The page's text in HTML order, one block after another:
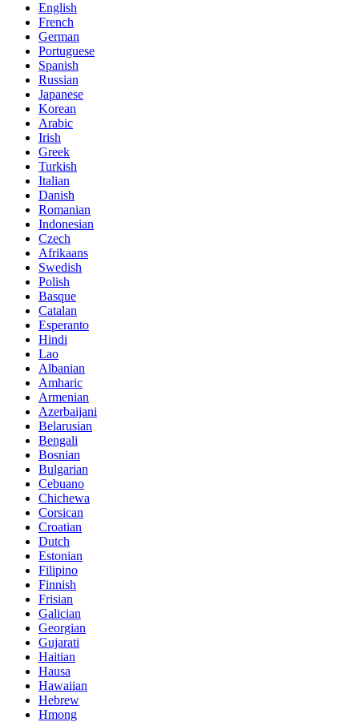
English
French
German
Portuguese
Spanish
Russian
Japanese
Korean
Arabic
Irish
Greek
Turkish
Italian
Danish
Romanian
Indonesian
Czech
Afrikaans
Swedish
Polish
Basque
Catalan
Esperanto
Hindi
Lao
Albanian
Amharic
Armenian
Azerbaijani
Belarusian
Bengali
Bosnian
Bulgarian
Cebuano
Chichewa
Corsican
Croatian
Dutch
Estonian
Filipino
Finnish
Frisian
Galician
Georgian
Gujarati
Haitian
Hausa
Hawaiian
Hebrew
Hmong